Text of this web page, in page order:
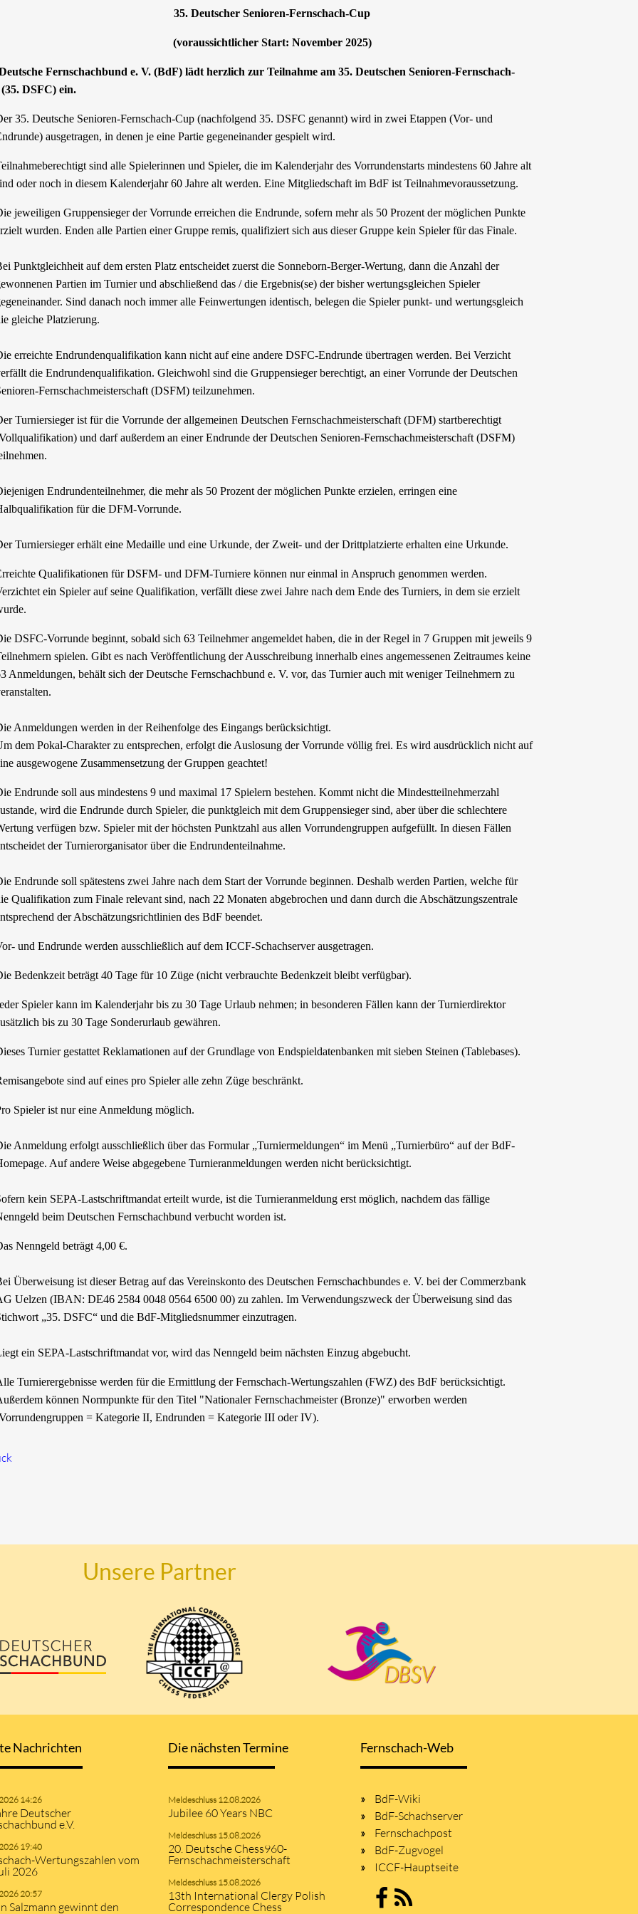
35. Deutscher Senioren-Fernschach-Cup
(voraussichtlicher Start: November 2025)
Fernschachbund e. V. (BdF) lädt herzlich zur Teilnahme am 35. Deutschen Senioren-Fernschach-
DSFC) ein.
35. Deutsche Senioren-Fernschach-Cup (nachfolgend 35. DSFC genannt) wird in zwei Etappen (Vor- und
ausgetragen, in denen je eine Partie gegeneinander gespielt wird.
sind alle Spielerinnen und Spieler, die im Kalenderjahr des Vorrundenstarts mindestens 60 Jahre alt
oder noch in diesem Kalenderjahr 60 Jahre alt werden. Eine Mitgliedschaft im BdF ist Teilnahmevoraussetzung.
jeweiligen Gruppensieger der Vorrunde erreichen die Endrunde, sofern mehr als 50 Prozent der möglichen Punkte
wurden. Enden alle Partien einer Gruppe remis, qualifiziert sich aus dieser Gruppe kein Spieler für das Finale.
Punktgleichheit auf dem ersten Platz entscheidet zuerst die Sonneborn-Berger-Wertung, dann die Anzahl der
Partien im Turnierund abschließend das / die Ergebnis(se) der bisher wertungsgleichen Spieler
. Sind danach noch immer alle Feinwertungen identisch, belegen die Spieler punkt- und wertungsgleich
gleiche Platzierung.
erreichte Endrundenqualifikation kann nicht auf eine andere DSFC-Endrunde übertragen werden. Bei Verzicht
die Endrundenqualifikation. Gleichwohl sind die Gruppensieger berechtigt, an einer Vorrunde der Deutschen
Fernschachmeisterschaft (DSFM) teilzunehmen.
Turniersieger ist für die Vorrunde der allgemeinen Deutschen Fernschachmeisterschaft (DFM) startberechtigt
und darf außerdem an einer Endrunde der Deutschen Senioren-Fernschachmeisterschaft (DSFM)
Endrundenteilnehmer, die mehr als 50 Prozent der möglichen Punkte erzielen, erringen eine
für die DFM-Vorrunde.
Turniersieger erhält eine Medaille und eine Urkunde, der Zweit- und der Drittplatzierte erhalten eine Urkunde.
Qualifikationen für DSFM- und DFM-Turniere können nur einmal in Anspruch genommen werden.
ein Spieler auf seine Qualifikation, verfällt diese zwei Jahre nach dem Ende des Turniers, in dem sie erzielt
DSFC-Vorrunde beginnt, sobald sich 63 Teilnehmer angemeldet haben, die in der Regel in 7 Gruppen mit jeweils 9
spielen. Gibt es nach Veröffentlichung der Ausschreibung innerhalb eines angemessenen Zeitraumes keine
Anmeldungen, behält sich der Deutsche Fernschachbund e. V. vor, das Turnier auch mit weniger Teilnehmern zu
Anmeldungen werden in der Reihenfolge des Eingangs berücksichtigt.
dem Pokal-Charakter zu entsprechen, erfolgt die Auslosung der Vorrunde völlig frei. Es wird ausdrücklich nicht auf
ausgewogene Zusammensetzung der Gruppen geachtet!
Endrunde soll aus mindestens 9 und maximal 17 Spielern bestehen. Kommt nicht die Mindestteilnehmerzahl
wird die Endrunde durch Spieler, die punktgleich mit dem Gruppensieger sind, aber über die schlechtere
verfügen bzw. Spieler mit der höchsten Punktzahl aus allen Vorrundengruppen aufgefüllt. In diesen Fällen
der Turnierorganisator über die Endrundenteilnahme.
Endrunde soll spätestens zwei Jahre nach dem Start der Vorrunde beginnen. Deshalb werden Partien, welche für
Qualifikation zum Finale relevant sind, nach 22 Monaten abgebrochen und dann durch die Abschätzungszentrale
der Abschätzungsrichtlinien des BdF beendet.
und Endrunde werden ausschließlich auf dem ICCF-Schachserver ausgetragen.
Bedenkzeit beträgt 40 Tage für 10 Züge (nicht verbrauchte Bedenkzeit bleibt verfügbar).
Spieler kann im Kalenderjahr bis zu 30 Tage Urlaub nehmen; in besonderen Fällen kann der Turnierdirektor
bis zu 30 Tage Sonderurlaub gewähren.
Turnier gestattet Reklamationen auf der Grundlage von Endspieldatenbanken mit sieben Steinen (Tablebases).
sind auf eines pro Spieler alle zehn Züge beschränkt.
Spieler ist nur eine Anmeldung möglich.
Anmeldung erfolgt ausschließlich über das Formular „Turniermeldungen“ im Menü „Turnierbüro“ auf der BdF-
Auf andere Weise abgegebene Turnieranmeldungen werden nicht berücksichtigt.
kein SEPA-Lastschriftmandat erteilt wurde, ist die Turnieranmeldung erst möglich, nachdem das fällige
beim Deutschen Fernschachbund verbucht worden ist.
Nenngeld beträgt 4,00 €.
Überweisung ist dieser Betrag auf das Vereinskonto des Deutschen Fernschachbundes e. V. bei der Commerzbank
Uelzen (IBAN: DE46 2584 0048 0564 6500 00) zu zahlen. Im Verwendungszweck der Überweisung sind das
„35. DSFC“ und die BdF-Mitgliedsnummer einzutragen.
ein SEPA-Lastschriftmandat vor, wird das Nenngeld beim nächsten Einzug abgebucht.
Turnierergebnisse werden für die Ermittlung der Fernschach-Wertungszahlen (FWZ) des BdF berücksichtigt.
können Normpunkte für den Titel "Nationaler Fernschachmeister (Bronze)" erworben werden
= Kategorie II, Endrunden = Kategorie III oder IV).
Unsere Partner
Nachrichten
14:26
Deutscher
e.V.
19:40
Wertungszahlen vom
2026
20:57
Salzmann gewinnt den
Die nächsten Termine
Meldeschluss 12.08.2026
Jubilee 60 Years NBC
Meldeschluss 15.08.2026
20. Deutsche Chess960-
Fernschachmeisterschaft
Meldeschluss 15.08.2026
13th International Clergy Polish
Correspondence Chess
Fernschach-Web
BdF-Wiki
BdF-Schachserver
Fernschachpost
BdF-Zugvogel
ICCF-Hauptseite